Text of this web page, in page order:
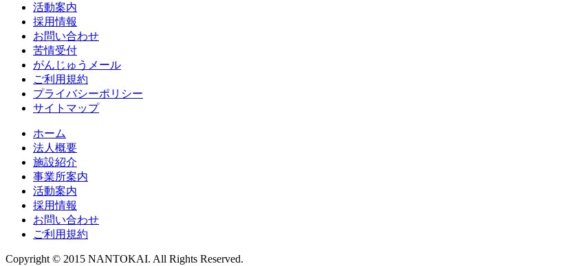
活動案内
採用情報
お問い合わせ
苦情受付
がんじゅうメール
ご利用規約
プライバシーポリシー
サイトマップ
ホーム
法人概要
施設紹介
事業所案内
活動案内
採用情報
お問い合わせ
ご利用規約
Copyright © 2015 NANTOKAI. All Rights Reserved.